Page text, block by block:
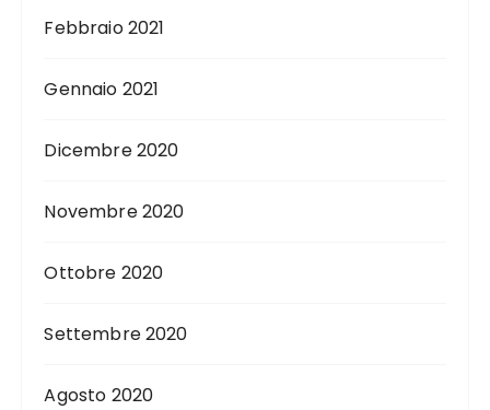
Febbraio 2021
Gennaio 2021
Dicembre 2020
Novembre 2020
Ottobre 2020
Settembre 2020
Agosto 2020